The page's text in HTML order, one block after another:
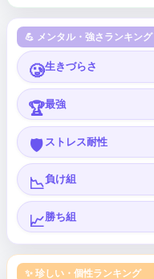
💪 メンタル・強さランキング
🥲生きづらさ
🏆最強
🛡️ ストレス耐性
📉負け組
📈勝ち組
✨ 珍しい・個性ランキング